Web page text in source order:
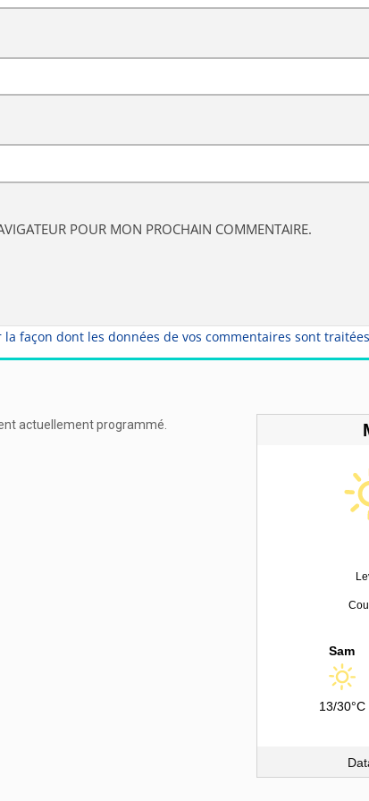
POUR MON PROCHAIN COMMENTAIRE.
la façon dont les données de vos commentaires sont traitées
actuellement programmé.
Sam
13/30°C